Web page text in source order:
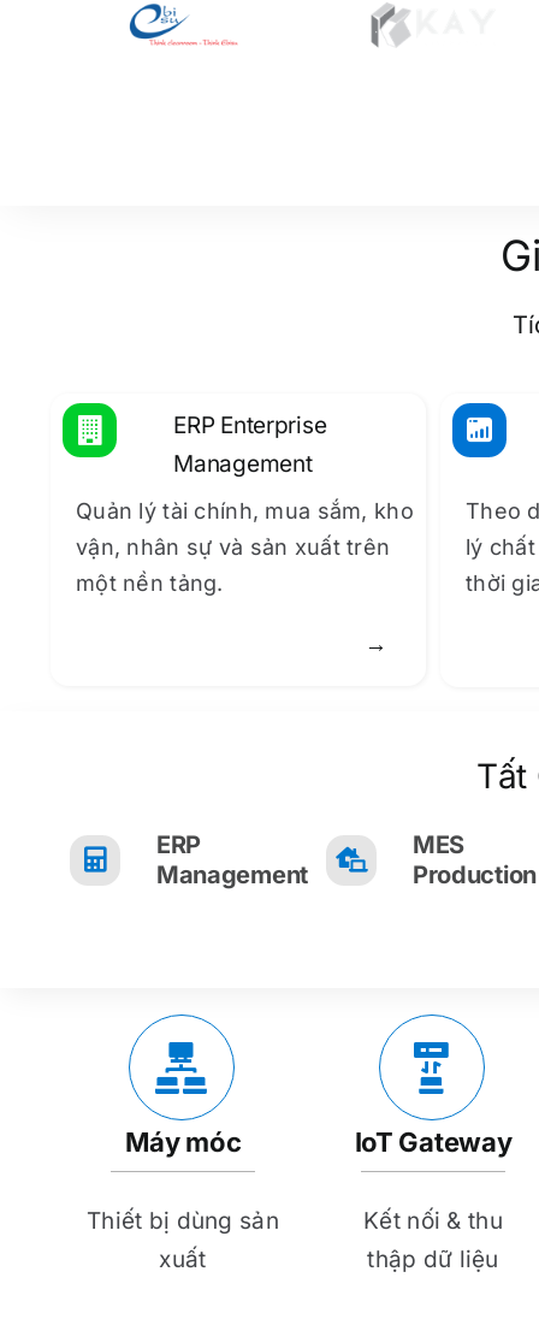
ERP Enterprise
Management
Quản lý tài chính, mua sắm, kho
vận, nhân sự và sản xuất trên
một nền tảng.
→
Theo
lý
thời
Tất
ERP
Management
MES
Production
Máy móc
Thiết bị dùng sản
xuất
IoT Gateway
Kết nối & thu
thập dữ liệu